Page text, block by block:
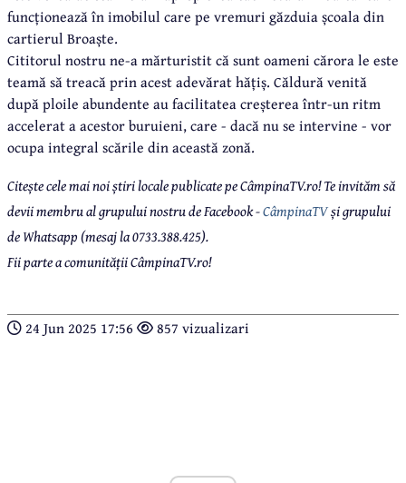
funcționează în imobilul care pe vremuri găzduia școala din
cartierul Broaște.
Cititorul nostru ne-a mărturistit că sunt oameni cărora le este
teamă să treacă prin acest adevărat hățiș. Căldură venită
după ploile abundente au facilitatea creșterea într-un ritm
accelerat a acestor buruieni, care - dacă nu se intervine - vor
ocupa integral scările din această zonă.
Citește cele mai noi știri locale publicate pe CâmpinaTV.ro! Te invităm să
devii membru al grupului nostru de Facebook -CâmpinaTVși grupului
de Whatsapp (mesaj la 0733.388.425).
Fii parte a comunității CâmpinaTV.ro!
24 Jun 2025 17:56 857 vizualizari